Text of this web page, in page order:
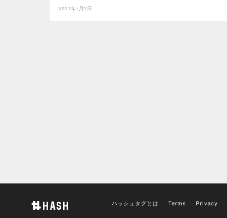
2021年7月1日
ハッシュタグとは Terms Privacy